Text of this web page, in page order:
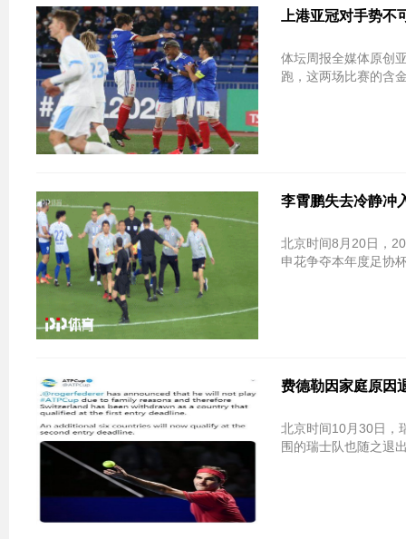
上港亚冠对手势
体坛周报全媒体原创
跑，这两场比赛的含
李霄鹏失去冷静冲
北京时间8月20日，
申花争夺本年度足协
费德勒因家庭原因
北京时间10月30日，
围的瑞士队也随之退